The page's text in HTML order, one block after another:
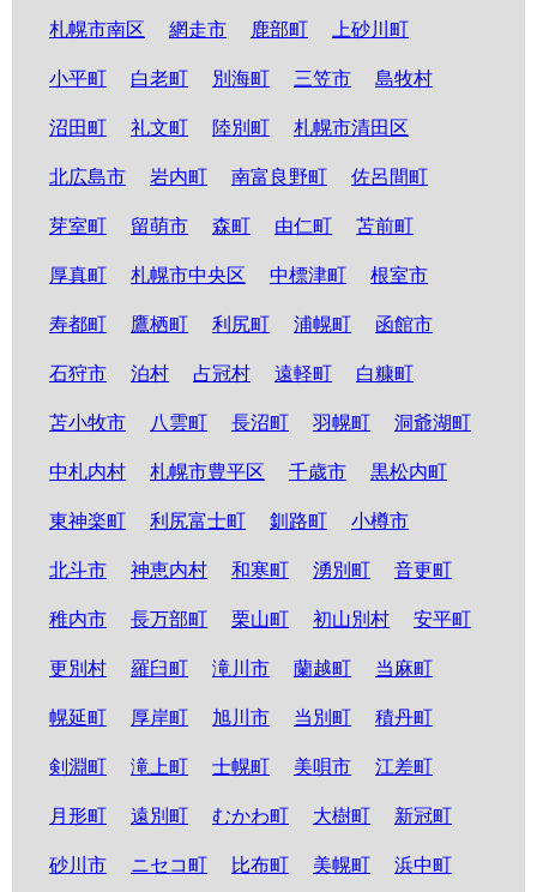
札幌市南区 網走市 鹿部町 上砂川町
小平町 白老町 別海町 三笠市 島牧村
沼田町 礼文町 陸別町 札幌市清田区
北広島市 岩内町 南富良野町 佐呂間町
芽室町 留萌市 森町 由仁町 苫前町
厚真町 札幌市中央区 中標津町 根室市
寿都町 鷹栖町 利尻町 浦幌町 函館市
石狩市 泊村 占冠村 遠軽町 白糠町
苫小牧市 八雲町 長沼町 羽幌町 洞爺湖町
中札内村 札幌市豊平区 千歳市 黒松内町
東神楽町 利尻富士町 釧路町 小樽市
北斗市 神恵内村 和寒町 湧別町 音更町
稚内市 長万部町 栗山町 初山別村 安平町
更別村 羅臼町 滝川市 蘭越町 当麻町
幌延町 厚岸町 旭川市 当別町 積丹町
剣淵町 滝上町 士幌町 美唄市 江差町
月形町 遠別町 むかわ町 大樹町 新冠町
砂川市 ニセコ町 比布町 美幌町 浜中町